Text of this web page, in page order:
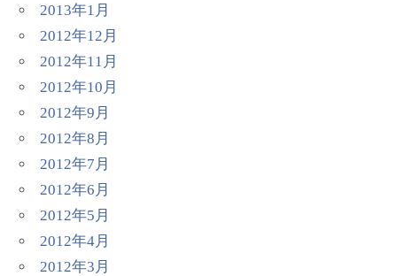
2013年1月
2012年12月
2012年11月
2012年10月
2012年9月
2012年8月
2012年7月
2012年6月
2012年5月
2012年4月
2012年3月